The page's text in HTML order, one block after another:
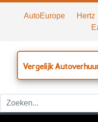
AutoEurope Hertz
Vergelijk